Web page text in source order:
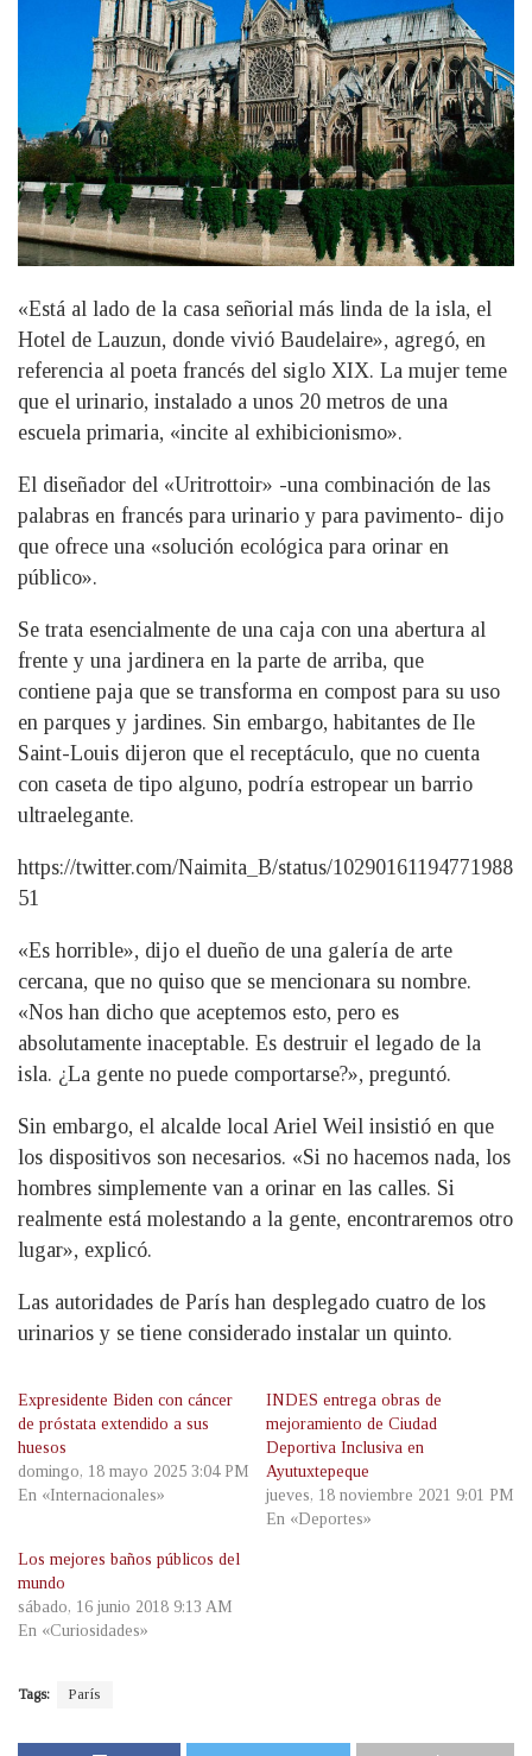
«Está al lado de la casa señorial más linda de la isla, el
Hotel de Lauzun, donde vivió Baudelaire», agregó, en
referencia al poeta francés del siglo XIX. La mujer teme
que el urinario, instalado a unos 20 metros de una
escuela primaria, «incite al exhibicionismo».
El diseñador del «Uritrottoir» -una combinación de las
palabras en francés para urinario y para pavimento- dijo
que ofrece una «solución ecológica para orinar en
público».
Se trata esencialmente de una caja con una abertura al
frente y una jardinera en la parte de arriba, que
contiene paja que se transforma en compost para su uso
en parques y jardines. Sin embargo, habitantes de Ile
Saint-Louis dijeron que el receptáculo, que no cuenta
con caseta de tipo alguno, podría estropear un barrio
ultraelegante.
https://twitter.com/Naimita_B/status/10290161194771988
51
«Es horrible», dijo el dueño de una galería de arte
cercana, que no quiso que se mencionara su nombre.
«Nos han dicho que aceptemos esto, pero es
absolutamente inaceptable. Es destruir el legado de la
isla. ¿La gente no puede comportarse?», preguntó.
Sin embargo, el alcalde local Ariel Weil insistió en que
los dispositivos son necesarios. «Si no hacemos nada, los
hombres simplemente van a orinar en las calles. Si
realmente está molestando a la gente, encontraremos otro
lugar», explicó.
Las autoridades de París han desplegado cuatro de los
urinarios y se tiene considerado instalar un quinto.
Expresidente Biden con cáncer
de próstata extendido a sus
huesos
domingo, 18 mayo 2025 3:04 PM
En «Internacionales»
INDES entrega obras de
mejoramiento de Ciudad
Deportiva Inclusiva en
Ayutuxtepeque
jueves, 18 noviembre 2021 9:01 PM
En «Deportes»
Los mejores baños públicos del
mundo
sábado, 16 junio 2018 9:13 AM
En «Curiosidades»
Tags: París